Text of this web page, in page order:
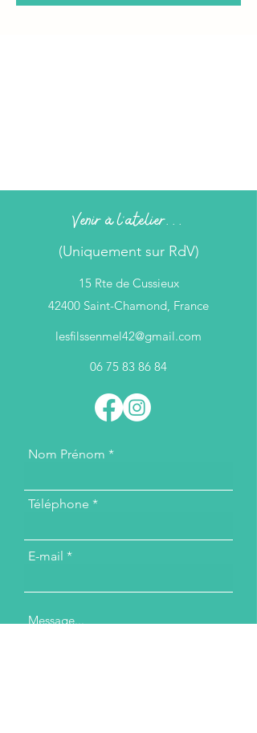
Venir à l'atelier...
(Uniquement sur RdV)
15 Rte de Cussieux
42400 Saint-Chamond, France
lesfilssenmel42@gmail.com
06 75 83 86 84
Nom Prénom
Téléphone
E-mail
Message...